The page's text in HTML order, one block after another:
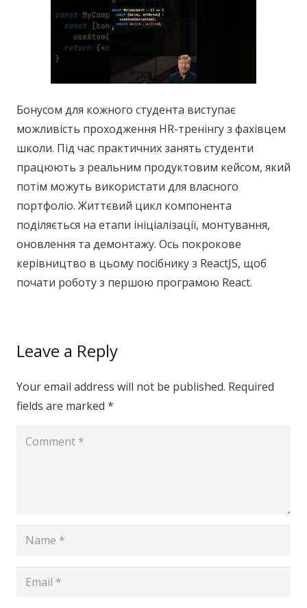
Бонусом для кожного студента виступає
можливість проходження HR-тренінгу з фахівцем
школи. Під час практичних занять студенти
працюють з реальним продуктовим кейсом, який
потім можуть використати для власного
портфоліо. Життєвий цикл компонента
поділяється на етапи ініціалізації, монтування,
оновлення та демонтажу. Ось покрокове
керівництво в цьому посібнику з ReactJS, щоб
почати роботу з першою програмою React.
Leave a Reply
Your email address will not be published. Required
fields are marked *